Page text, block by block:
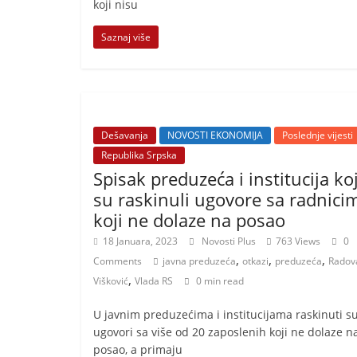
koji nisu
Saznaj više
Dešavanja NOVOSTI EKONOMIJA
Poslednje vijesti
Republika Srpska
Spisak preduzeća i institucija
su raskinuli ugovore sa
koji ne dolaze na posao
18 Januara, 2023 Novosti Plus 763 Views
0
Comments
javna preduzeća, otkazi, preduzeća,
Višković, Vlada RS 0 min read
U javnim preduzećima i institucijama raskinuti su
ugovori sa više od 20 zaposlenih koji ne dolaze
posao, a primaju